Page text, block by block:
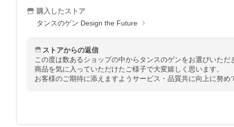
購入したストア
タンスのゲン Design the Future
ストアからの返信
この度は数あるショップの中からタンスのゲンをお選びいただ
商品を気に入っていただけたご様子で大変嬉しく思います。
お客様のご期待に添えますようサービス・品質共に向上に努